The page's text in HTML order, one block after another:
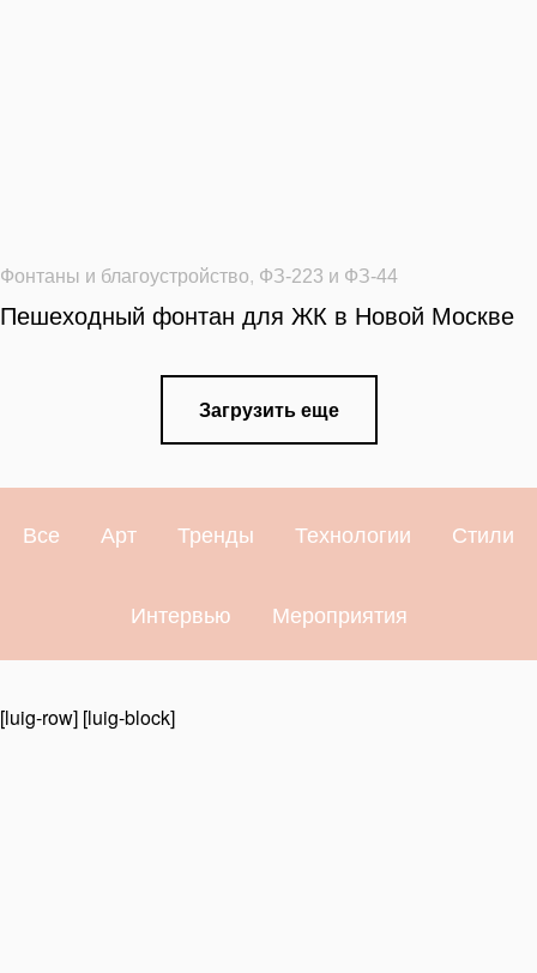
Фонтаны и благоустройство, ФЗ-223 и ФЗ-44
Пешеходный фонтан для ЖК в Новой Москве
Загрузить еще
Все Арт Тренды Технологии Стили
Интервью Мероприятия
[luig-row] [luig-block]